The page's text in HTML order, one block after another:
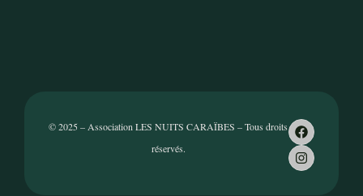
© 2025 – Association LES NUITS CARAÏBES – Tous droits
réservés.